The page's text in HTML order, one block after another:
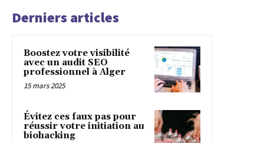
Derniers articles
Boostez votre visibilité
avec un audit SEO
professionnel à Alger
15 mars 2025
Évitez ces faux pas pour
réussir votre initiation au
biohacking